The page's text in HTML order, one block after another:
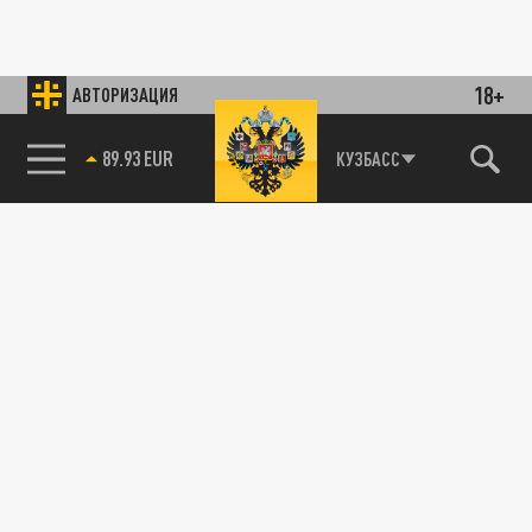
АВТОРИЗАЦИЯ 18+
89.93 EUR КУЗБАСС